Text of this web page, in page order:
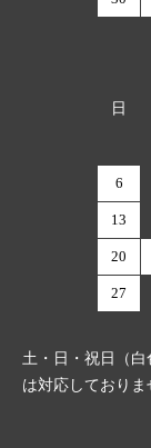
日
6
13
20
27
土・日・祝日（
は対応しておりま